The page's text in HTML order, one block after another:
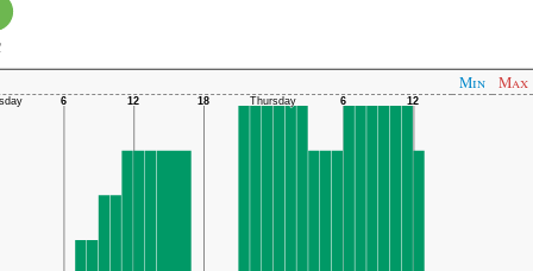
Min
Max